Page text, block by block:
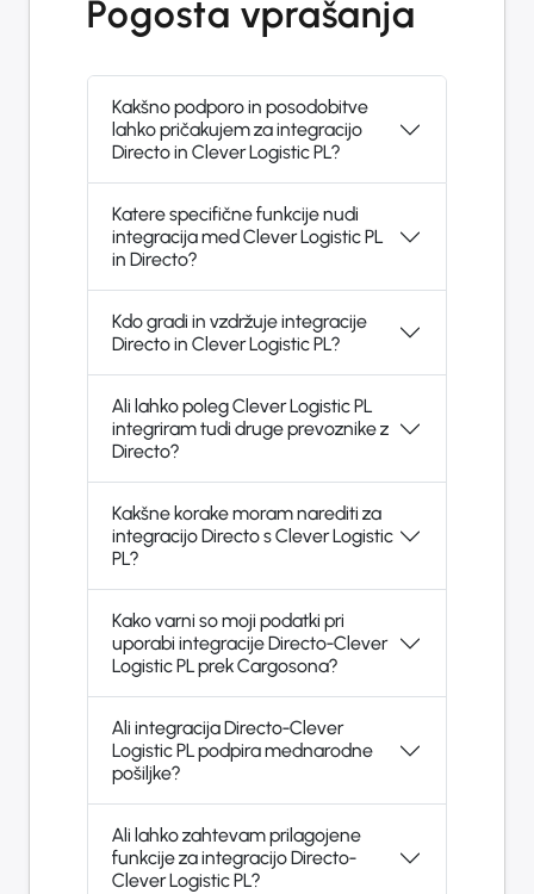
Pogosta vprašanja
Kakšno podporo in posodobitve
lahko pričakujem za integracijo
Directo in Clever Logistic PL?
Katere specifične funkcije nudi
integracija med Clever Logistic PL
in Directo?
Kdo gradi in vzdržuje integracije
Directo in Clever Logistic PL?
Ali lahko poleg Clever Logistic PL
integriram tudi druge prevoznike z
Directo?
Kakšne korake moram narediti za
integracijo Directo s Clever Logistic
PL?
Kako varni so moji podatki pri
uporabi integracije Directo-Clever
Logistic PL prek Cargosona?
Ali integracija Directo-Clever
Logistic PL podpira mednarodne
pošiljke?
Ali lahko zahtevam prilagojene
funkcije za integracijo Directo-
Clever Logistic PL?